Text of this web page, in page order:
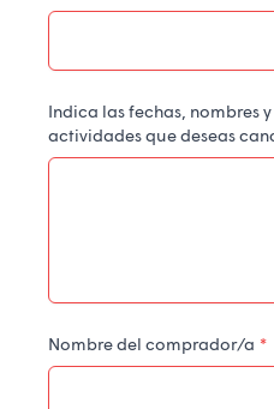
Indica las fechas, nombres
actividades que deseas
Nombre del comprador/a *